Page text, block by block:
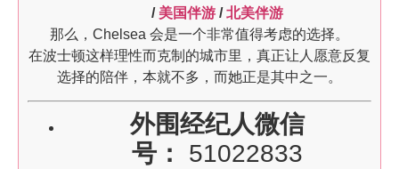
/ 美国伴游 /北美伴游
那么，Chelsea 会是一个非常值得考虑的选择。
在波士顿这样理性而克制的城市里，真正让人愿意反复
选择的陪伴，本就不多，而她正是其中之一。
外围经纪人微信
号：
51022833